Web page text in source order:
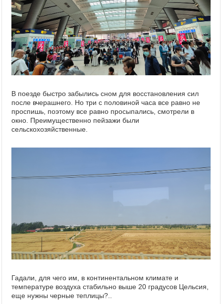
В поезде быстро забылись сном для восстановления сил
после вчерашнего. Но три с половиной часа все равно не
проспишь, поэтому все равно просыпались, смотрели в
окно. Преимущественно пейзажи были
сельскохозяйственные.
Гадали, для чего им, в континентальном климате и
температуре воздуха стабильно выше 20 градусов Цельсия,
еще нужны черные теплицы?..